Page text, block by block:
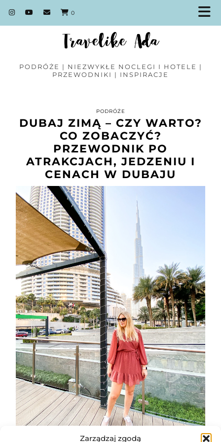
0
Zarządzaj zgodą
PODRÓŻE | NIEZWYKŁE NOCLEGI I HOTELE |
PRZEWODNIKI | INSPIRACJE
PODRÓŻE
DUBAJ ZIMĄ – CZY WARTO?
CO ZOBACZYĆ?
PRZEWODNIK PO
ATRAKCJACH, JEDZENIU I
CENACH W DUBAJU